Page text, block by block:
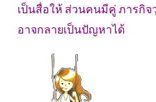
เป็นสื่อให้ ส่วนคนมีคู่ ภารกิ
อาจกลายเป็นปัญหาได้